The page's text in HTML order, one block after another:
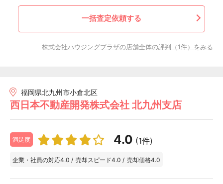
一括査定依頼する
株式会社ハウジングプラザの店舗全体の評判（1件）をみる
福岡県北九州市小倉北区
西日本不動産開発株式会社 北九州支店
満足度 4.0 (1件)
企業・社員の対応4.0 / 売却スピード4.0 / 売却価格4.0